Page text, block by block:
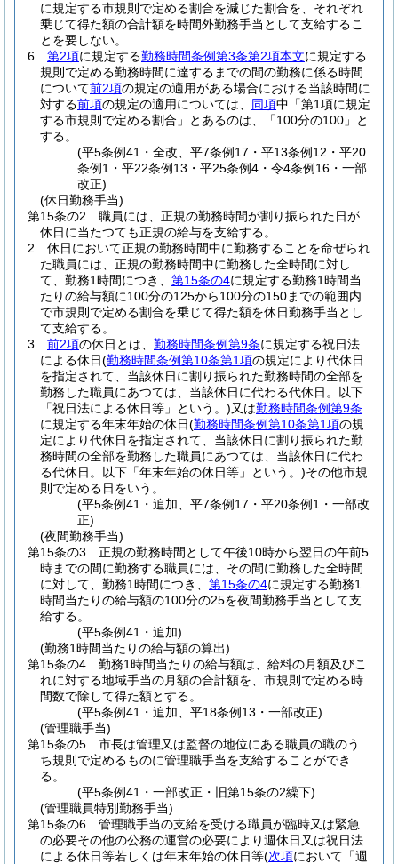
に規定する市規則で定める割合を減じた割合を、それぞれ
乗じて得た額の合計額を時間外勤務手当として支給するこ
とを要しない。
6
第2項に規定する勤務時間条例第3条第2項本文に規定する
規則で定める勤務時間に達するまでの間の勤務に係る時間
について前2項の規定の適用がある場合における当該時間に
対する前項の規定の適用については、 同項中「第1項に規定
する市規則で定める割合」とあるのは、「100分の100」と
する。
(平5条例41・全改、平7条例17・平13条例12・平20
条例1・平22条例13・平25条例4・令4条例16・一部
改正)
(休日勤務手当)
第15条の2
職員には、正規の勤務時間が割り振られた日が
休日に当たつても正規の給与を支給する。
2
休日において正規の勤務時間中に勤務することを命ぜられ
た職員には、正規の勤務時間中に勤務した全時間に対し
て、勤務1時間につき、 第15条の4に規定する勤務1時間当
たりの給与額に100分の125から100分の150までの範囲内
で市規則で定める割合を乗じて得た額を休日勤務手当とし
て支給する。
3
前2項の休日とは、 勤務時間条例第9条に規定する祝日法
による休日(勤務時間条例第10条第1項の規定により代休日
を指定されて、当該休日に割り振られた勤務時間の全部を
勤務した職員にあつては、当該休日に代わる代休日。以下
「祝日法による休日等」という。)又は勤務時間条例第9条
に規定する年末年始の休日(勤務時間条例第10条第1項の規
定により代休日を指定されて、当該休日に割り振られた勤
務時間の全部を勤務した職員にあつては、当該休日に代わ
る代休日。以下「年末年始の休日等」という。)その他市規
則で定める日をいう。
(平5条例41・追加、平7条例17・平20条例1・一部改
正)
(夜間勤務手当)
第15条の3
正規の勤務時間として午後10時から翌日の午前5
時までの間に勤務する職員には、その間に勤務した全時間
に対して、勤務1時間につき、 第15条の4に規定する勤務1
時間当たりの給与額の100分の25を夜間勤務手当として支
給する。
(平5条例41・追加)
(勤務1時間当たりの給与額の算出)
第15条の4
勤務1時間当たりの給与額は、給料の月額及びこ
れに対する地域手当の月額の合計額を、市規則で定める時
間数で除して得た額とする。
(平5条例41・追加、平18条例13・一部改正)
(管理職手当)
第15条の5
市長は管理又は監督の地位にある職員の職のう
ち規則で定めるものに管理職手当を支給することができ
る。
(平5条例41・一部改正・旧第15条の2繰下)
(管理職員特別勤務手当)
第15条の6
管理職手当の支給を受ける職員が臨時又は緊急
の必要その他の公務の運営の必要により週休日又は祝日法
による休日等若しくは年末年始の休日等(次項において「週